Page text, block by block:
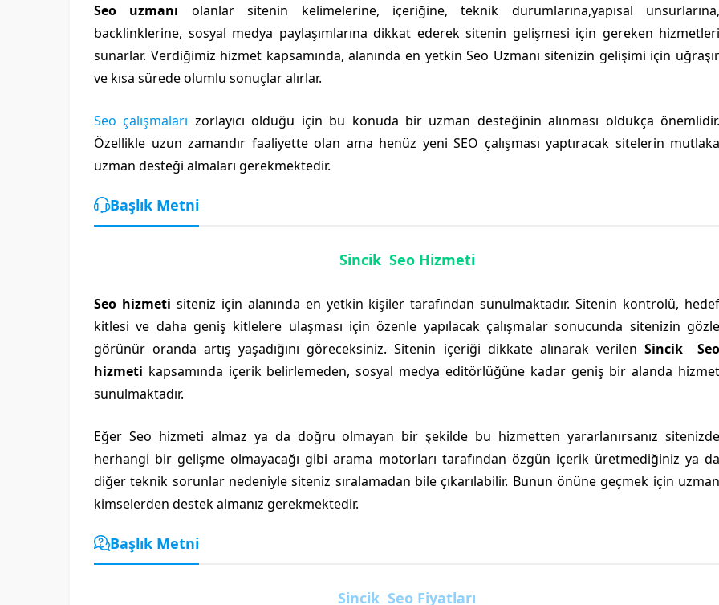
Seo uzmanı olanlar sitenin kelimelerine, içeriğine, teknik durumlarına,yapısal unsurlarına,
backlinklerine, sosyal medya paylaşımlarına dikkat ederek sitenin gelişmesi için gereken hizmetleri
sunarlar. Verdiğimiz hizmet kapsamında, alanında en yetkin Seo Uzmanı sitenizin gelişimi için uğraşır
ve kısa sürede olumlu sonuçlar alırlar.
Seo çalışmaları zorlayıcı olduğu için bu konuda bir uzman desteğinin alınması oldukça önemlidir.
Özellikle uzun zamandır faaliyette olan ama henüz yeni SEO çalışması yaptıracak sitelerin mutlaka
uzman desteği almaları gerekmektedir.
Başlık Metni
Sincik Seo Hizmeti
Seo hizmeti siteniz için alanında en yetkin kişiler tarafından sunulmaktadır. Sitenin kontrolü, hedef
kitlesi ve daha geniş kitlelere ulaşması için özenle yapılacak çalışmalar sonucunda sitenizin gözle
görünür oranda artış yaşadığını göreceksiniz. Sitenin içeriği dikkate alınarak verilen Sincik Seo
hizmeti kapsamında içerik belirlemeden, sosyal medya editörlüğüne kadar geniş bir alanda hizmet
sunulmaktadır.
Eğer Seo hizmeti almaz ya da doğru olmayan bir şekilde bu hizmetten yararlanırsanız sitenizde
herhangi bir gelişme olmayacağı gibi arama motorları tarafından özgün içerik üretmediğiniz ya da
diğer teknik sorunlar nedeniyle siteniz sıralamadan bile çıkarılabilir. Bunun önüne geçmek için uzman
kimselerden destek almanız gerekmektedir.
Başlık Metni
Sincik Seo Fiyatları